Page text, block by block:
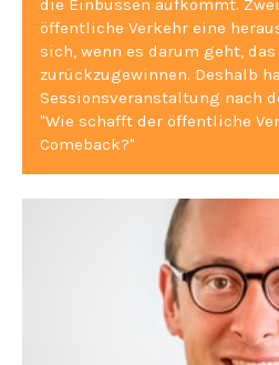
die Einbussen aufkommt.
öffentliche Verkehr eine
sich, wenn es darum geht,
zurückzugewinnen. Deshalb
Sessionsveranstaltung nach
"Wie schafft der öffentliche
Comeback?"